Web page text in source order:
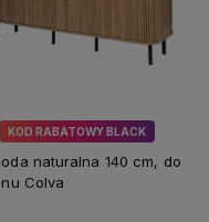
KOD RABATOWY BLACK
naturalna 140 cm, do
Colva